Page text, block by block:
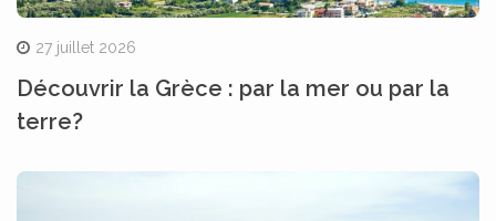
27 juillet 2026
Découvrir la Grèce : par la mer ou par la
terre?